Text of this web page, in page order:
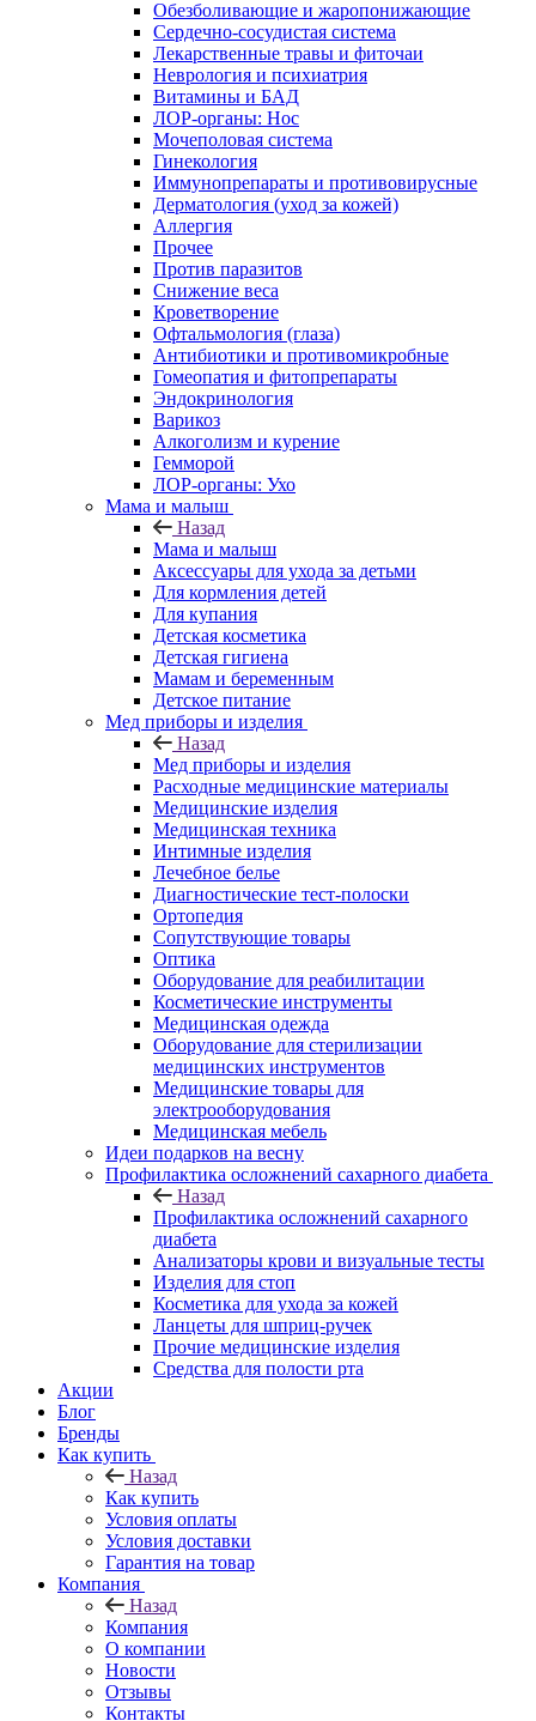
Обезболивающие и жаропонижающие
Сердечно-сосудистая система
Лекарственные травы и фиточаи
Неврология и психиатрия
Витамины и БАД
ЛОР-органы: Нос
Мочеполовая система
Гинекология
Иммунопрепараты и противовирусные
Дерматология (уход за кожей)
Аллергия
Прочее
Против паразитов
Снижение веса
Кроветворение
Офтальмология (глаза)
Антибиотики и противомикробные
Гомеопатия и фитопрепараты
Эндокринология
Варикоз
Алкоголизм и курение
Гемморой
ЛОР-органы: Ухо
Мама и малыш
Назад
Мама и малыш
Аксессуары для ухода за детьми
Для кормления детей
Для купания
Детская косметика
Детская гигиена
Мамам и беременным
Детское питание
Мед приборы и изделия
Назад
Мед приборы и изделия
Расходные медицинские материалы
Медицинские изделия
Медицинская техника
Интимные изделия
Лечебное белье
Диагностические тест-полоски
Ортопедия
Сопутствующие товары
Оптика
Оборудование для реабилитации
Косметические инструменты
Медицинская одежда
Оборудование для стерилизации
медицинских инструментов
Медицинские товары для
электрооборудования
Медицинская мебель
Идеи подарков на весну
Профилактика осложнений сахарного диабета
Назад
Профилактика осложнений сахарного
диабета
Анализаторы крови и визуальные тесты
Изделия для стоп
Косметика для ухода за кожей
Ланцеты для шприц-ручек
Прочие медицинские изделия
Средства для полости рта
Акции
Блог
Бренды
Как купить
Назад
Как купить
Условия оплаты
Условия доставки
Гарантия на товар
Компания
Назад
Компания
О компании
Новости
Отзывы
Контакты